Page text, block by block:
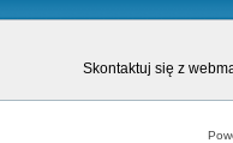
Skontaktuj się z